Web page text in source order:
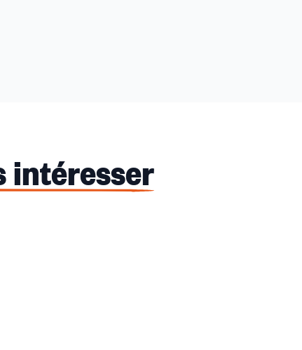
intéresser